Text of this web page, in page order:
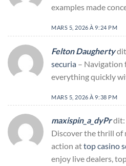
examples made
MARS 5, 2026 À 9:24 PM
Felton Daugherty
securia – Navigation
everything quickly
MARS 5, 2026 À 9:38 PM
maxispin_a_dyPrdit:
Discover the thrill of
action attop casino
enjoy live dealers,